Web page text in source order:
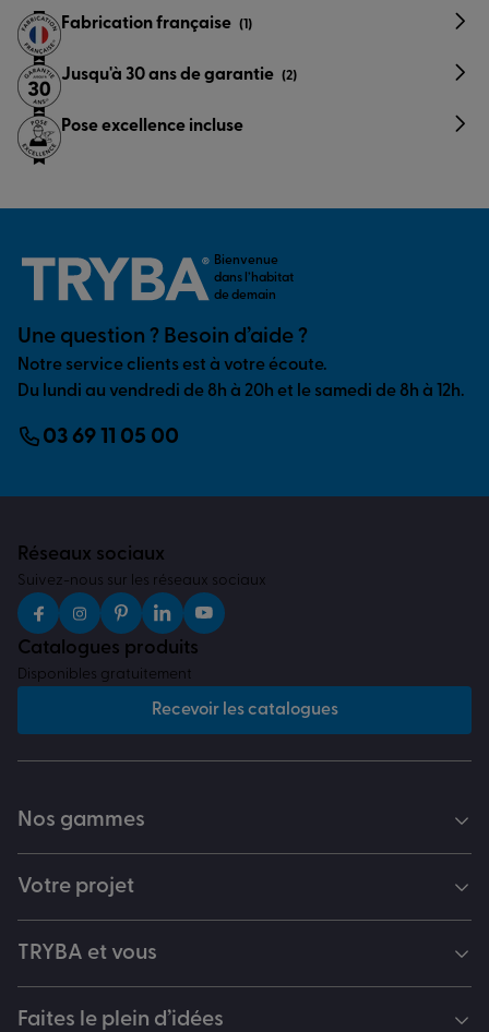
Fabrication française (1)
Jusqu'à 30 ans de garantie (2)
Pose excellence incluse
Bienvenue
dans l’habitat
de demain
Une question ? Besoin d’aide ?
Notre service clients est à votre écoute.
Du lundi au vendredi de 8h à 20h et le samedi de 8h à 12h.
03 69 11 05 00
Réseaux sociaux
Suivez-nous sur les réseaux sociaux
Catalogues produits
Disponibles gratuitement
Recevoir les catalogues
Nos gammes
Votre projet
TRYBA et vous
Faites le plein d’idées